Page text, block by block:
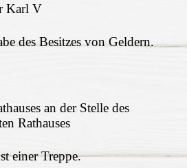
Karl V
des Besitzes von Geldern.
an der Stelle des
Rathauses
einer Treppe.